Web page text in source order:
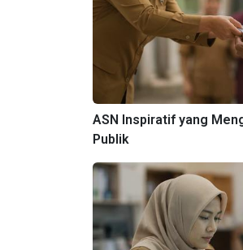
ASN Inspiratif yang
Publik